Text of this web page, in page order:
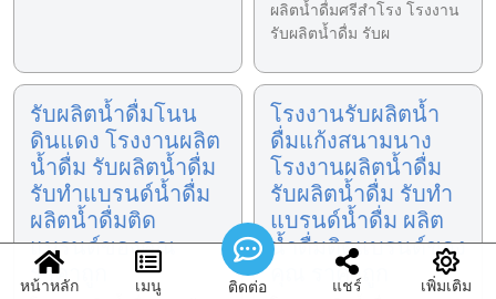
ผลิตน้ำดื่มศรีสำโรง โรงงาน
รับผลิตน้ำดื่ม รับผ
รับผลิตน้ำดื่มโนน
ดินแดง โรงงานผลิต
น้ำดื่ม รับผลิตน้ำดื่ม
รับทำแบรนด์น้ำดื่ม
ผลิตน้ำดื่มติด
แบรนด์ของคุณ
ราคาถูก
โรงงานรับผลิตน้ำ
ดื่มแก้งสนามนาง
โรงงานผลิตน้ำดื่ม
รับผลิตน้ำดื่ม รับทำ
แบรนด์น้ำดื่ม ผลิต
น้ำดื่มติดแบรนด์ของ
คุณ ราคาถูก
หน้าหลัก เมนู ติดต่อ แชร์ เพิ่มเติม